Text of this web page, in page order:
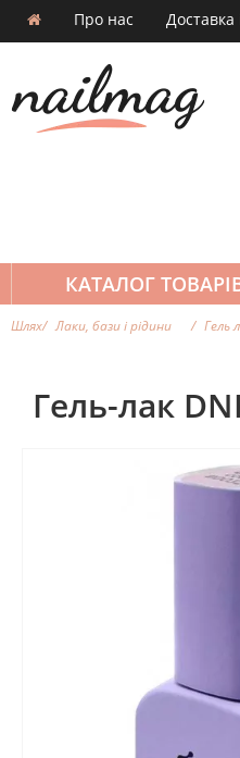
Про нас Доставка
КАТАЛОГ
Шлях Лаки, бази і рідини Гель
Гель-лак